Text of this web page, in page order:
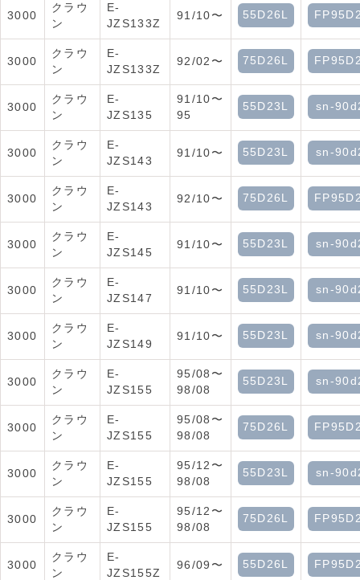
3000
クラウ
ン
E-
JZS133Z
91/10〜 55D26L
3000
クラウ
ン
E-
JZS133Z
92/02〜 75D26L
3000
クラウ
ン
E-
JZS135
91/10〜
95
55D23L sn-
3000
クラウ
ン
E-
JZS143
91/10〜 55D23L sn-
3000
クラウ
ン
E-
JZS143
92/10〜 75D26L
3000
クラウ
ン
E-
JZS145
91/10〜 55D23L sn-
3000
クラウ
ン
E-
JZS147
91/10〜 55D23L sn-
3000
クラウ
ン
E-
JZS149
91/10〜 55D23L sn-
3000
クラウ
ン
E-
JZS155
95/08〜
98/08
55D23L sn-
3000
クラウ
ン
E-
JZS155
95/08〜
98/08
75D26L
3000
クラウ
ン
E-
JZS155
95/12〜
98/08
55D23L sn-
3000
クラウ
ン
E-
JZS155
95/12〜
98/08
75D26L
3000
クラウ
ン
E-
JZS155Z
96/09〜 55D26L